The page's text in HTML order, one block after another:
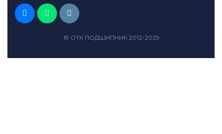
© ОТК ПОДШИПНИК 2012-2025